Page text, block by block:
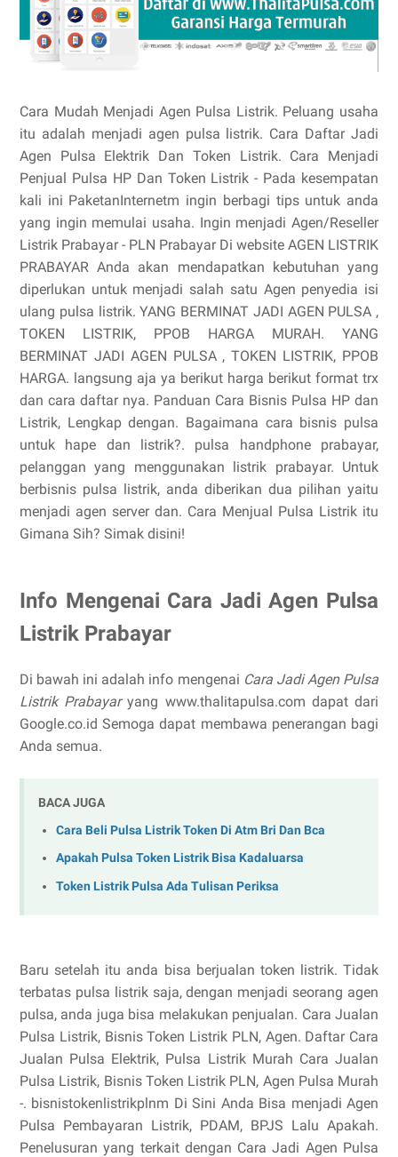
Cara Mudah Menjadi Agen Pulsa Listrik. Peluang usaha
itu adalah menjadi agen pulsa listrik. Cara Daftar Jadi
Agen Pulsa Elektrik Dan Token Listrik. Cara Menjadi
Penjual Pulsa HP Dan Token Listrik - Pada kesempatan
kali ini PaketanInternetm ingin berbagi tips untuk anda
yang ingin memulai usaha. Ingin menjadi Agen/Reseller
Listrik Prabayar - PLN Prabayar Di website AGEN LISTRIK
PRABAYAR Anda akan mendapatkan kebutuhan yang
diperlukan untuk menjadi salah satu Agen penyedia isi
ulang pulsa listrik. YANG BERMINAT JADI AGEN PULSA ,
TOKEN LISTRIK, PPOB HARGA MURAH. YANG
BERMINAT JADI AGEN PULSA , TOKEN LISTRIK, PPOB
HARGA. langsung aja ya berikut harga berikut format trx
dan cara daftar nya. Panduan Cara Bisnis Pulsa HP dan
Listrik, Lengkap dengan. Bagaimana cara bisnis pulsa
untuk hape dan listrik?. pulsa handphone prabayar,
pelanggan yang menggunakan listrik prabayar. Untuk
berbisnis pulsa listrik, anda diberikan dua pilihan yaitu
menjadi agen server dan. Cara Menjual Pulsa Listrik itu
Gimana Sih? Simak disini!
Info Mengenai Cara Jadi Agen Pulsa
Listrik Prabayar
Di bawah ini adalah info mengenai Cara Jadi Agen Pulsa
Listrik Prabayaryang www.thalitapulsa.com dapat dari
Google.co.id Semoga dapat membawa penerangan bagi
Anda semua.
BACA JUGA
Cara Beli Pulsa Listrik Token Di Atm Bri Dan Bca
Apakah Pulsa Token Listrik Bisa Kadaluarsa
Token Listrik Pulsa Ada Tulisan Periksa
Baru setelah itu anda bisa berjualan token listrik. Tidak
terbatas pulsa listrik saja, dengan menjadi seorang agen
pulsa, anda juga bisa melakukan penjualan. Cara Jualan
Pulsa Listrik, Bisnis Token Listrik PLN, Agen. Daftar Cara
Jualan Pulsa Elektrik, Pulsa Listrik Murah Cara Jualan
Pulsa Listrik, Bisnis Token Listrik PLN, Agen Pulsa Murah
-. bisnistokenlistrikplnm Di Sini Anda Bisa menjadi Agen
Pulsa Pembayaran Listrik, PDAM, BPJS Lalu Apakah.
Penelusuran yang terkait dengan Cara Jadi Agen Pulsa